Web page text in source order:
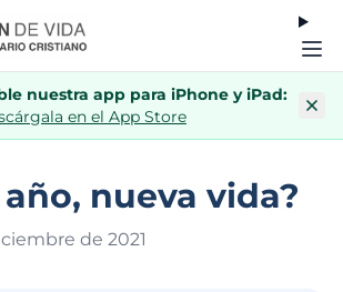
nuestra app para iPhone y iPad:
en el App Store
nueva vida?
de 2021